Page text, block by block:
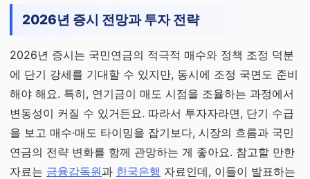
2026년 증시 전망과 투자 전략
2026년 증시는 국민연금의 적극적 매수와 정책 조정 덕분
에 단기 강세를 기대할 수 있지만, 동시에 조정 국면도 준비
해야 해요. 특히, 연기금이 매도 시점을 조율하는 과정에서
변동성이 커질 수 있거든요. 따라서 투자자라면, 단기 수급
을 보고 매수·매도 타이밍을 잡기보다, 시장의 흐름과 국민
연금의 전략 변화를 함께 관망하는 게 좋아요. 참고할 만한
자료는 금융감독원과 한국은행 자료인데, 이들이 발표하는